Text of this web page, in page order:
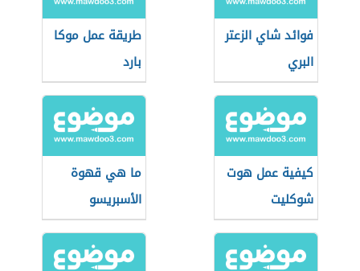
فوائد شاي الزعتر
البري
طريقة عمل موكا
بارد
كيفية عمل هوت
شوكليت
ما هي قهوة
الأسبريسو